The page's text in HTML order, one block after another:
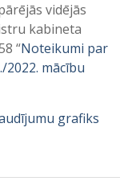
vidējās
kabineta
“Noteikumi par
mācību
grafiks